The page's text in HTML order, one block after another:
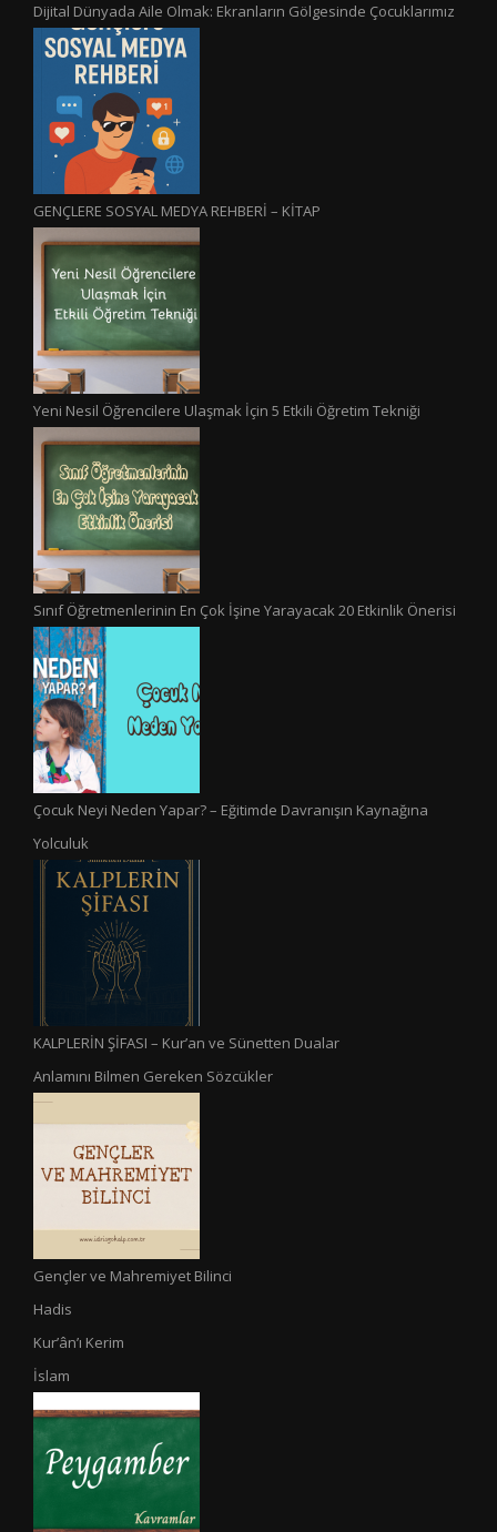
Dijital Dünyada Aile Olmak: Ekranların Gölgesinde Çocuklarımız
GENÇLERE SOSYAL MEDYA REHBERİ – KİTAP
Yeni Nesil Öğrencilere Ulaşmak İçin 5 Etkili Öğretim Tekniği
Sınıf Öğretmenlerinin En Çok İşine Yarayacak 20 Etkinlik Önerisi
Çocuk Neyi Neden Yapar? – Eğitimde Davranışın Kaynağına
Yolculuk
KALPLERİN ŞİFASI – Kur’an ve Sünetten Dualar
Anlamını Bilmen Gereken Sözcükler
Gençler ve Mahremiyet Bilinci
Hadis
Kur’ân’ı Kerim
İslam